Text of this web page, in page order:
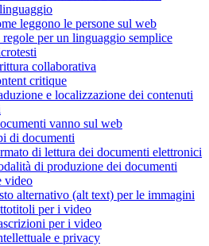
leggono le persone sul web
per un linguaggio semplice
collaborativa
critique
e localizzazione dei contenuti
vanno sul web
di documenti
di lettura dei documenti elettronici
di produzione dei documenti
video
alternativo (alt text) per le immagini
per i video
per i video
e privacy